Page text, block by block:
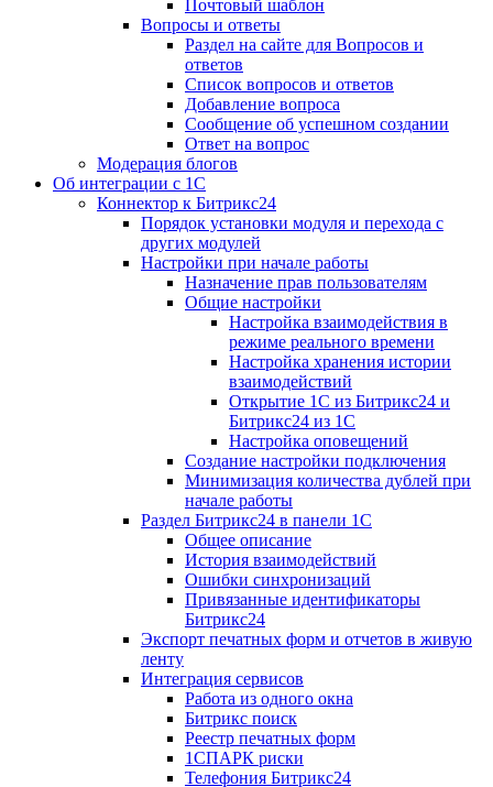
Почтовый шаблон
Вопросы и ответы
Раздел на сайте для Вопросов и
ответов
Список вопросов и ответов
Добавление вопроса
Сообщение об успешном создании
Ответ на вопрос
Модерация блогов
Об интеграции с 1С
Коннектор к Битрикс24
Порядок установки модуля и перехода с
других модулей
Настройки при начале работы
Назначение прав пользователям
Общие настройки
Настройка взаимодействия в
режиме реального времени
Настройка хранения истории
взаимодействий
Открытие 1С из Битрикс24 и
Битрикс24 из 1С
Настройка оповещений
Создание настройки подключения
Минимизация количества дублей при
начале работы
Раздел Битрикс24 в панели 1С
Общее описание
История взаимодействий
Ошибки синхронизаций
Привязанные идентификаторы
Битрикс24
Экспорт печатных форм и отчетов в живую
ленту
Интеграция сервисов
Работа из одного окна
Битрикс поиск
Реестр печатных форм
1СПАРК риски
Телефония Битрикс24